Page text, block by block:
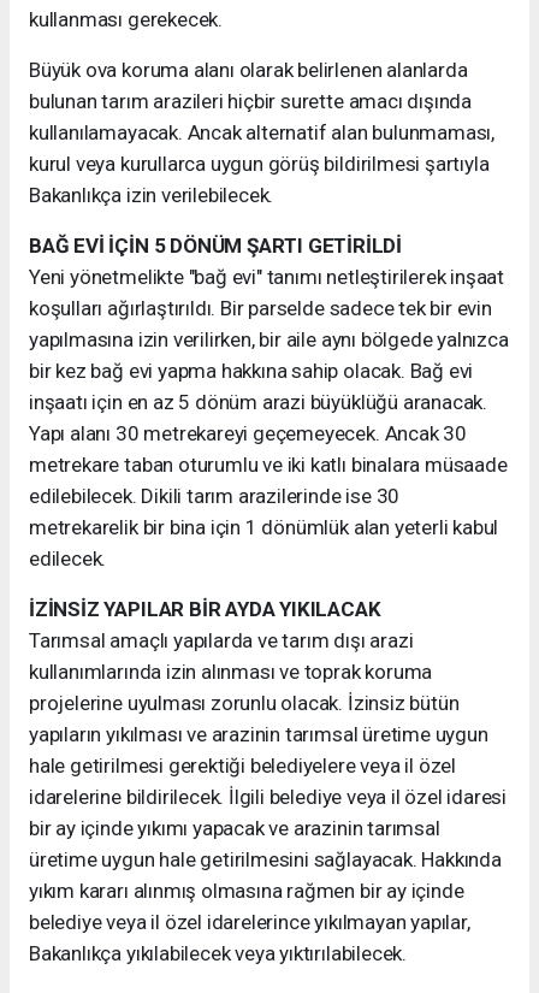
kullanması gerekecek.
Büyük ova koruma alanı olarak belirlenen alanlarda
bulunan tarım arazileri hiçbir surette amacı dışında
kullanılamayacak. Ancak alternatif alan bulunmaması,
kurul veya kurullarca uygun görüş bildirilmesi şartıyla
Bakanlıkça izin verilebilecek.
BAĞ EVİ İÇİN 5 DÖNÜM ŞARTI GETİRİLDİ
Yeni yönetmelikte "bağ evi" tanımı netleştirilerek inşaat
koşulları ağırlaştırıldı. Bir parselde sadece tek bir evin
yapılmasına izin verilirken, bir aile aynı bölgede yalnızca
bir kez bağ evi yapma hakkına sahip olacak. Bağ evi
inşaatı için en az 5 dönüm arazi büyüklüğü aranacak.
Yapı alanı 30 metrekareyi geçemeyecek. Ancak 30
metrekare taban oturumlu ve iki katlı binalara müsaade
edilebilecek. Dikili tarım arazilerinde ise 30
metrekarelik bir bina için 1 dönümlük alan yeterli kabul
edilecek.
İZİNSİZ YAPILAR BİR AYDA YIKILACAK
Tarımsal amaçlı yapılarda ve tarım dışı arazi
kullanımlarında izin alınması ve toprak koruma
projelerine uyulması zorunlu olacak. İzinsiz bütün
yapıların yıkılması ve arazinin tarımsal üretime uygun
hale getirilmesi gerektiği belediyelere veya il özel
idarelerine bildirilecek. İlgili belediye veya il özel idaresi
bir ay içinde yıkımı yapacak ve arazinin tarımsal
üretime uygun hale getirilmesini sağlayacak. Hakkında
yıkım kararı alınmış olmasına rağmen bir ay içinde
belediye veya il özel idarelerince yıkılmayan yapılar,
Bakanlıkça yıkılabilecek veya yıktırılabilecek.